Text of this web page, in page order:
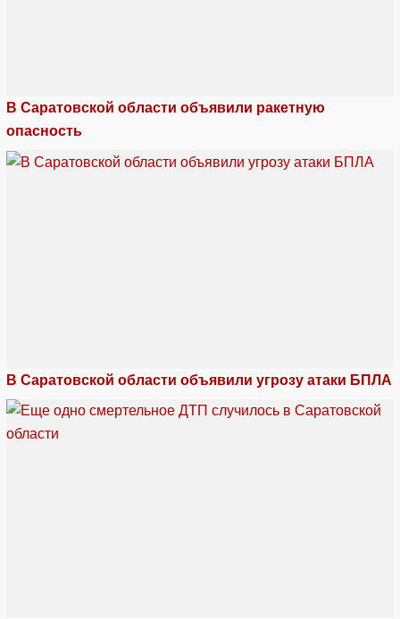
В Саратовской области объявили ракетную
опасность
В Саратовской области объявили угрозу атаки БПЛА